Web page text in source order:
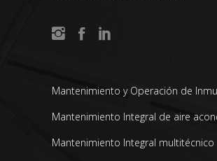
Mantenimiento y Operación de
Mantenimiento Integral de aire
Mantenimiento Integral multitécnico